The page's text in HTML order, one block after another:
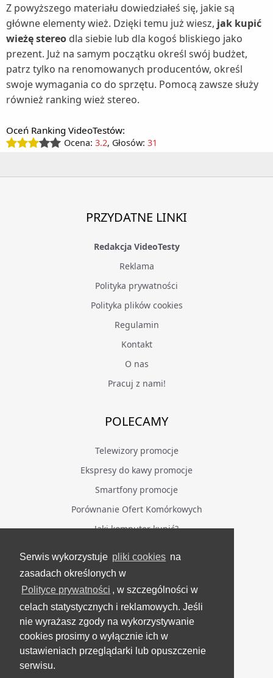
Serwis wykorzystuje pliki cookies na
zasadach określonych w
Polityce prywatności , w szczególności w
celach statystycznych i reklamowych. Jeśli
nie wyrażasz zgody na wykorzystywanie
cookies prosimy o wyłącznie ich w
ustawieniach przeglądarki lub opuszczenie
serwisu.
Z powyższego materiału dowiedziałeś się, jakie są
główne elementy wież. Dzięki temu już wiesz, jak kupić
wieżę stereo dla siebie lub dla kogoś bliskiego jako
prezent. Już na samym początku określ swój budżet,
patrz tylko na renomowanych producentów, określ
swoje wymagania co do sprzętu. Pomocą zawsze służy
również ranking wież stereo.
Oceń Ranking VideoTestów:
Ocena: 3.2, Głosów: 31
PRZYDATNE LINKI
Redakcja VideoTesty
Reklama
Polityka prywatności
Polityka plików cookies
Regulamin
Kontakt
O nas
Pracuj z nami!
POLECAMY
Telewizory promocje
Ekspresy do kawy promocje
Smartfony promocje
Porównanie Ofert Komórkowych
Jaki komputer kupić?
BĄDŹ NA BIEŻĄCO
Facebook
Grupa Testerzy Videotestów
YouTube
Twitter